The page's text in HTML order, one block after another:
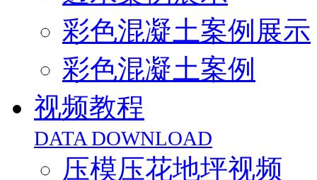
彩色混凝土案例展示
彩色混凝土案例
视频教程
DATA DOWNLOAD
压模压花地坪视频